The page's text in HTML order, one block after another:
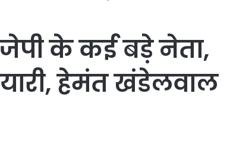
के कई बड़े नेता,
हेमंत खंडेलवाल